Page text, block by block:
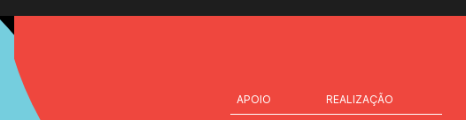
APOIO REALIZAÇÃO